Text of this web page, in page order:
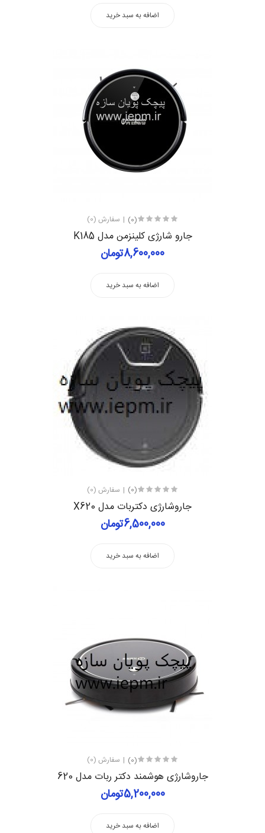
اضافه به سبد خرید
(0) سفارش (0)
جارو شارژی کلینزمن مدل K185
8,600,000تومان
اضافه به سبد خرید
(0) سفارش (0)
جاروشارژی دکتربات مدل X620
6,500,000تومان
اضافه به سبد خرید
(0) سفارش (0)
جاروشارژی هوشمند دکتر ربات مدل 620
5,200,000تومان
اضافه به سبد خرید